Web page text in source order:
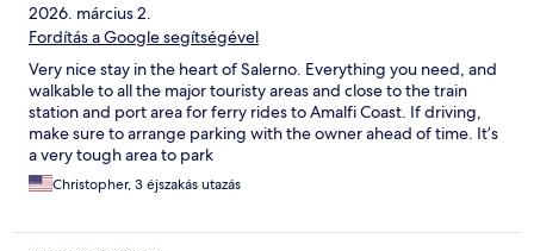
2026. március 2.
Fordítás a Google segítségével
Very nice stay in the heart of Salerno. Everything you need, and
walkable to all the major touristy areas and close to the train
station and port area for ferry rides to Amalfi Coast. If driving,
make sure to arrange parking with the owner ahead of time. It’s
a very tough area to park
Christopher, 3 éjszakás utazás